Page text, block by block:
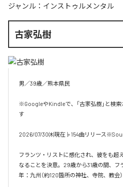
ジャンル： インストゥルメンタル
古家弘樹
男／39歳／熊本県民
※GoogleやKindleで、「古家弘樹」と検
す
2026/07/30㈭現在♭154曲リリース
フランツ・リストに感化され、彼をも超
なることを決意。29歳から31歳の間、フ
年：九州（約120箇所の神社、寺院、教会